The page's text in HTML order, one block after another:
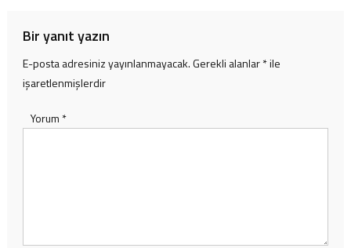
Bir yanıt yazın
E-posta adresiniz yayınlanmayacak.Gerekli alanlar*ile
işaretlenmişlerdir
Yorum *